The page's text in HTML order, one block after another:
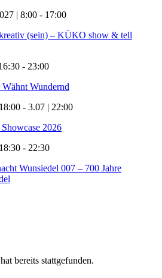
| 8:00 - 17:00
(sein) – KÜKO show & tell
- 23:00
Wähnt Wundernd
- 3.07 | 22:00
2026
- 22:30
Wunsiedel 007 – 700 Jahre
bereits stattgefunden.